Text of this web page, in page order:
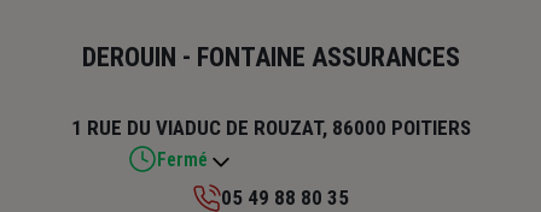
DEROUIN - FONTAINE ASSURANCES
1 RUE DU VIADUC DE ROUZAT, 86000 POITIERS
Fermé
05 49 88 80 35